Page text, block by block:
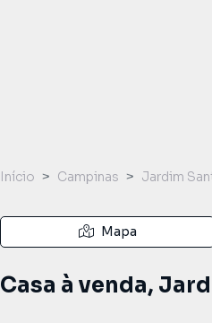
Início Campinas Jardim
Mapa
Casa à venda,